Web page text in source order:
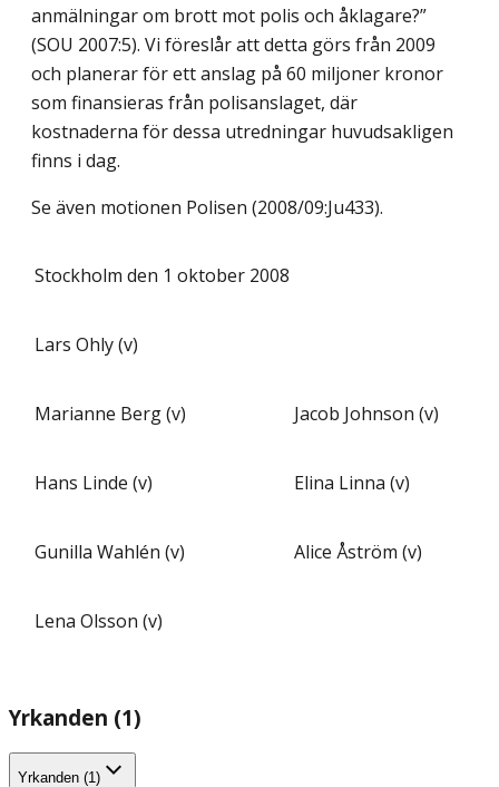
anmälningar om brott mot polis och åklagare?”
(SOU 2007:5). Vi föreslår att detta görs från 2009
och planerar för ett anslag på 60 miljoner kronor
som finansieras från polisanslaget, där
kostnaderna för dessa utredningar huvudsakligen
finns i dag.
Se även motionen Polisen (2008/09:Ju433).
Stockholm den 1 oktober 2008
Lars Ohly (v)
Marianne Berg (v) Jacob Johnson (v)
Hans Linde (v) Elina Linna (v)
Gunilla Wahlén (v) Alice Åström (v)
Lena Olsson (v)
Yrkanden (1)
Yrkanden (1)